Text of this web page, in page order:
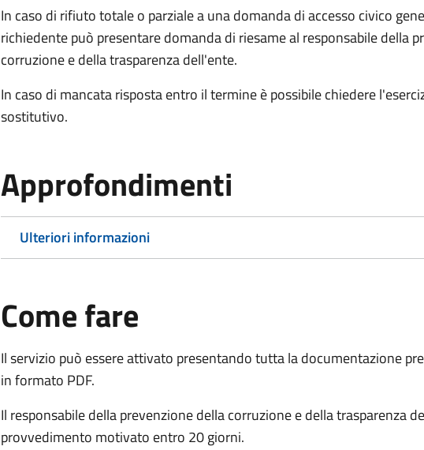
In caso di rifiuto totale o parziale a una domanda di accesso civico
richiedente può presentare domanda di riesame al responsabile della
corruzione e della trasparenza dell'ente.
In caso di mancata risposta entro il termine è possibile chiedere
sostitutivo.
Approfondimenti
Ulteriori informazioni
Come fare
Il servizio può essere attivato presentando tutta la documentazione
in formato PDF.
Il responsabile della prevenzione della corruzione e della trasparenza
provvedimento motivato entro 20 giorni.